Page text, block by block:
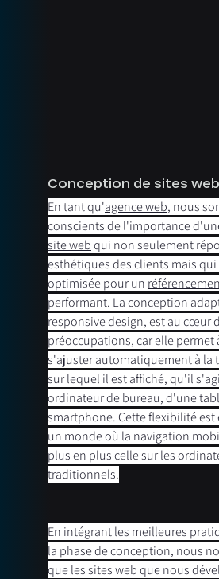
Conception de sites
En tant qu'agence web, nous
conscients de l'importance
site web qui non seulement
esthétiques des clients mais
optimisée pour un
performant. La conception
responsive design, est au cœur
préoccupations, car elle permet
s'ajuster automatiquement à la
sur lequel il est affiché, qu'il
ordinateur de bureau, d'une
smartphone. Cette flexibilité est
un monde où la navigation
plus en plus celle sur les
traditionnels.
En intégrant les meilleures
la phase de conception, nous
que les sites web que nous